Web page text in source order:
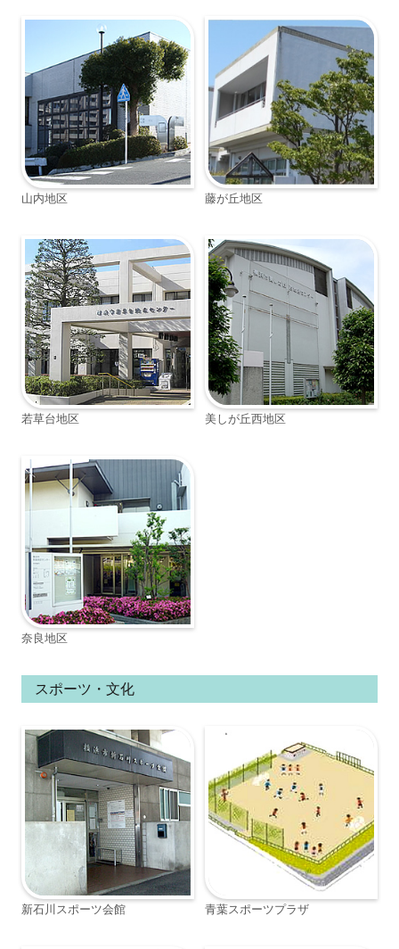
山内地区 藤が丘地区
若草台地区 美しが丘西地区
奈良地区
スポーツ・文化
新石川スポーツ会館 青葉スポーツプラザ